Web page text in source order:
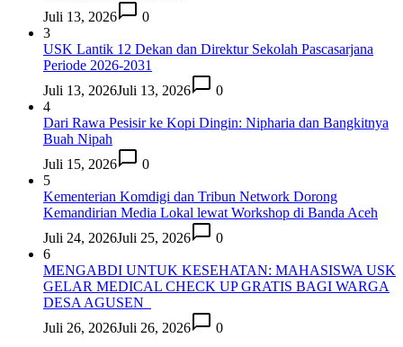
Juli 13, 2026
0
3
USK Lantik 12 Dekan dan Direktur Sekolah Pascasarjana
Periode 2026-2031
Juli 13, 2026Juli 13, 2026
0
4
Dari Rawa Pesisir ke Kopi Dingin: Nipharia dan Bangkitnya
Buah Nipah
Juli 15, 2026
0
5
Kementerian Komdigi dan Tribun Network Dorong
Kemandirian Media Lokal lewat Workshop di Banda Aceh
Juli 24, 2026Juli 25, 2026
0
6
MENGABDI UNTUK KESEHATAN: MAHASISWA USK
GELAR MEDICAL CHECK UP GRATIS BAGI WARGA
DESA AGUSEN
Juli 26, 2026Juli 26, 2026 0